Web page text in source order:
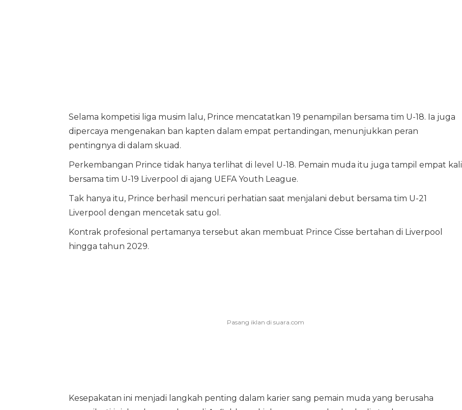
Selama kompetisi liga musim lalu, Prince mencatatkan 19 penampilan bersama tim U-18. Ia juga
dipercaya mengenakan ban kapten dalam empat pertandingan, menunjukkan peran
pentingnya di dalam skuad.
Perkembangan Prince tidak hanya terlihat di level U-18. Pemain muda itu juga tampil empat kali
bersama tim U-19 Liverpool di ajang UEFA Youth League.
Tak hanya itu, Prince berhasil mencuri perhatian saat menjalani debut bersama tim U-21
Liverpool dengan mencetak satu gol.
Kontrak profesional pertamanya tersebut akan membuat Prince Cisse bertahan di Liverpool
hingga tahun 2029.
Kesepakatan ini menjadi langkah penting dalam karier sang pemain muda yang berusaha